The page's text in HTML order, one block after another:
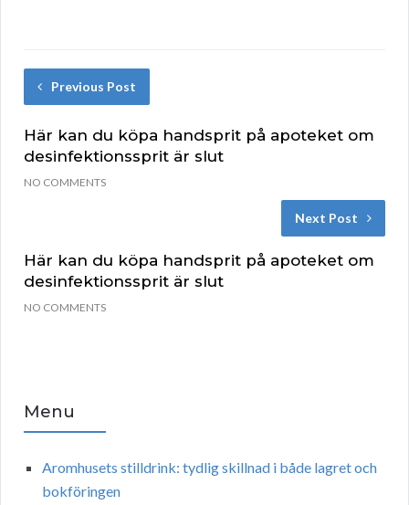
Previous Post
Här kan du köpa handsprit på apoteket om
desinfektionssprit är slut
NO COMMENTS
Next Post
Här kan du köpa handsprit på apoteket om
desinfektionssprit är slut
NO COMMENTS
Menu
Aromhusets stilldrink: tydlig skillnad i både lagret och
bokföringen